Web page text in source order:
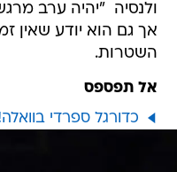
ולנסיה  "יהיה ערב
אך גם הוא יודע שאין
השטרות.
אל תפספס
כדורגל ספרדי